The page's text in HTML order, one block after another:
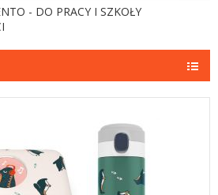
- DO PRACY I SZKOŁY